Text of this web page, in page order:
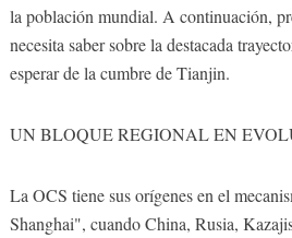
la población mundial. A continuación,
necesita saber sobre la destacada
esperar de la cumbre de Tianjin.
UN BLOQUE REGIONAL EN
La OCS tiene sus orígenes en el
Shanghai", cuando China, Rusia,